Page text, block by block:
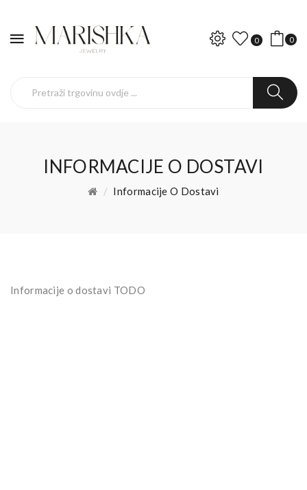
0 0
INFORMACIJE O DOSTAVI
Informacije O Dostavi
Informacije o dostavi TODO